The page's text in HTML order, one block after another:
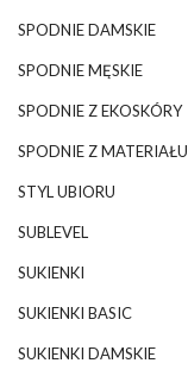
SPODNIE DAMSKIE
SPODNIE MĘSKIE
SPODNIE Z EKOSKÓRY
SPODNIE Z MATERIAŁU
STYL UBIORU
SUBLEVEL
SUKIENKI
SUKIENKI BASIC
SUKIENKI DAMSKIE